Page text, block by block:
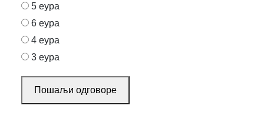
5 еура
6 еура
4 еура
3 еура
Пошаљи одговоре